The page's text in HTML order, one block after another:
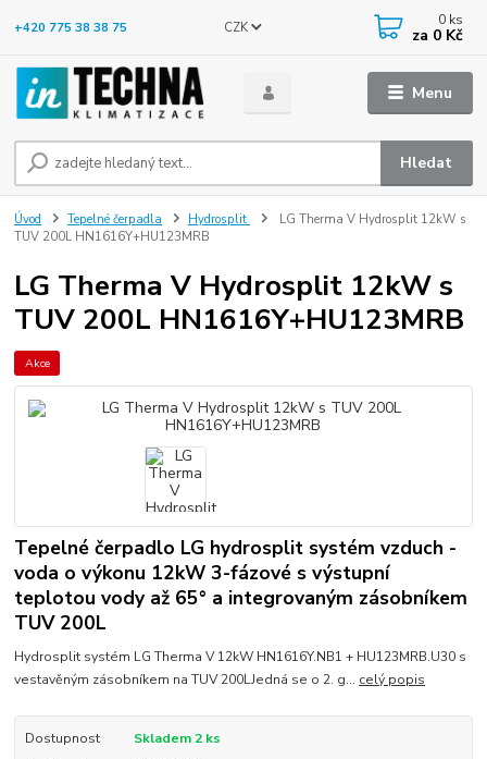
Menu
CZK
Hledat
+420 775 38 38 75 0 ks
za 0 Kč
Úvod Tepelné čerpadla Hydrosplit
LG Therma V Hydrosplit 12kW s
TUV 200L HN1616Y+HU123MRB
LG Therma V Hydrosplit 12kW s
TUV 200L HN1616Y+HU123MRB
Akce
Tepelné čerpadlo LG hydrosplit systém vzduch -
voda o výkonu 12kW 3-fázové s výstupní
teplotou vody až 65° a integrovaným zásobníkem
TUV 200L
Hydrosplit systém LG Therma V 12kW HN1616Y.NB1 + HU123MRB.U30 s
vestavěným zásobníkem na TUV 200LJedná se o 2. g... celý popis
Dostupnost
Skladem 2 ks